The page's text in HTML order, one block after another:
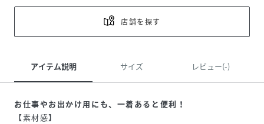
店舗を探す
アイテム説明 サイズ レビュー(-)
お仕事やお出かけ用にも、一着あると便利！
【素材感】